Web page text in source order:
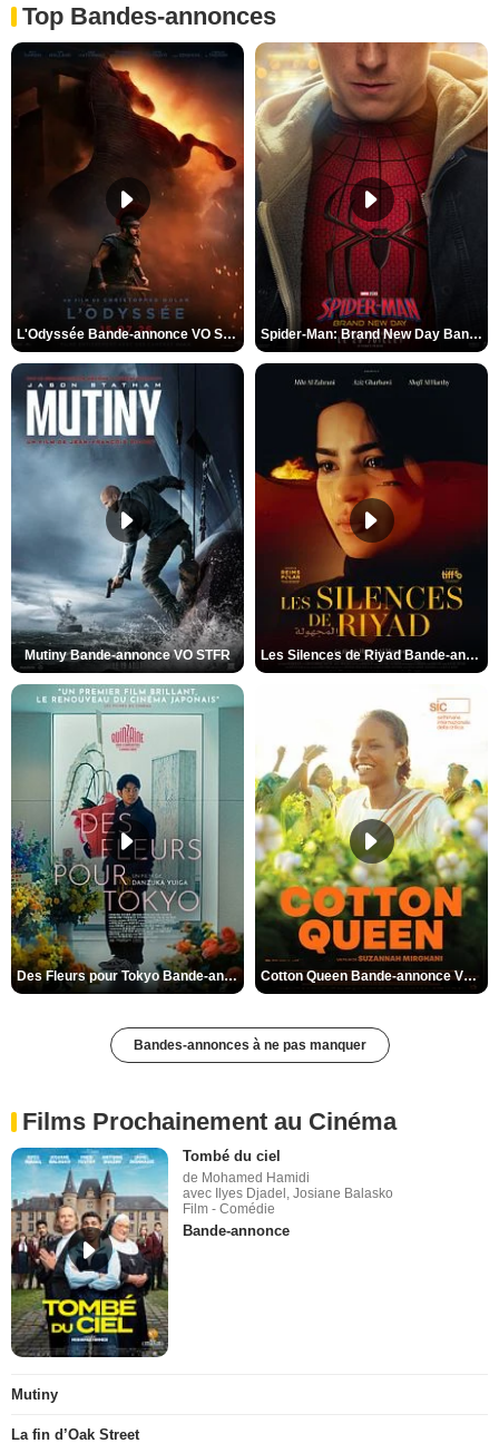
Top Bandes-annonces
L'Odyssée Bande-annonce VO STFR Spider-Man: Brand New Day Bande-annonce VO STFR
Mutiny Bande-annonce VO STFR Les Silences de Riyad Bande-annonce VO STFR
Des Fleurs pour Tokyo Bande-annonce VO STFR Cotton Queen Bande-annonce VO STFR
Bandes-annonces à ne pas manquer
Films Prochainement au Cinéma
Tombé du ciel
de Mohamed Hamidi
avec Ilyes Djadel, Josiane Balasko
Film - Comédie
Bande-annonce
Mutiny
La fin d’Oak Street